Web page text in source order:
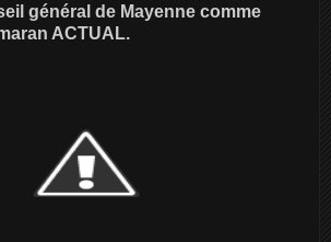
général de Mayenne comme
ACTUAL.